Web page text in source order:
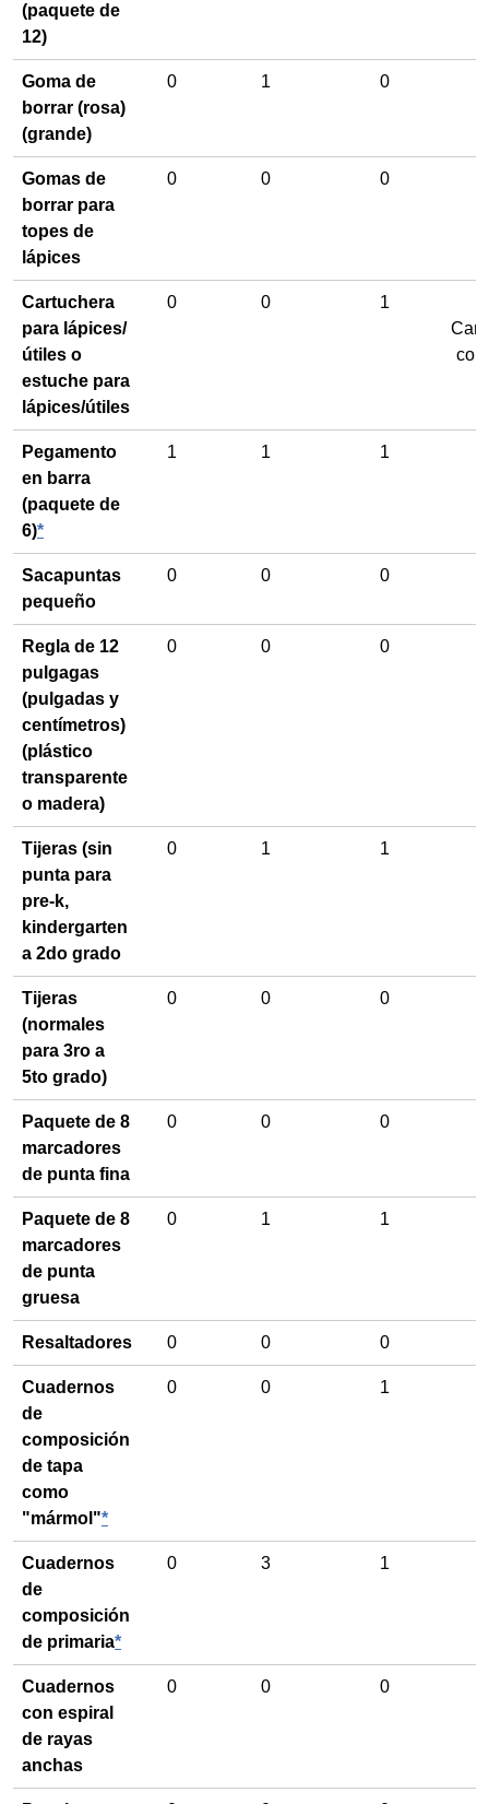
(paquete de
12)
Goma de
borrar (rosa)
(grande)
0 1 0
Gomas de
borrar para
topes de
lápices
0 0 0
Cartuchera
para lápices/
útiles o
estuche para
lápices/útiles
0 0
1
con
Pegamento
en barra
(paquete de
6)*
1 1 1
Sacapuntas
pequeño
0 0 0
Regla de 12
pulgagas
(pulgadas y
centímetros)
(plástico
transparente
o madera)
0 0 0
Tijeras (sin
punta para
pre-k,
kindergarten
a 2do grado
0 1 1
Tijeras
(normales
para 3ro a
5to grado)
0 0 0
Paquete de 8
marcadores
de punta fina
0 0 0
Paquete de 8
marcadores
de punta
gruesa
0 1 1
Resaltadores 0 0 0
Cuadernos
de
composición
de tapa
como
"mármol"*
0 0 1
Cuadernos
de
composición
de primaria*
0 3 1
Cuadernos
con espiral
de rayas
anchas
0 0 0